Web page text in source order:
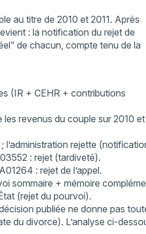
au titre de 2010 et 2011. Après
: la notification du rejet de
de chacun, compte tenu de la
(IR + CEHR + contributions
les revenus du couple sur 2010 et
rejette
: rejet (tardiveté).
: rejet de l’appel.
sommaire + mémoire
(rejet du pourvoi).
publiée ne donne pas
du divorce). L’analyse ci-